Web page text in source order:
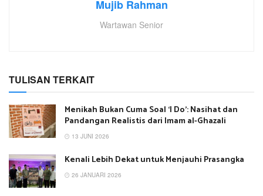
Mujib Rahman
Wartawan Senior
TULISAN TERKAIT
Menikah Bukan Cuma Soal ‘I Do’: Nasihat dan
Pandangan Realistis dari Imam al-Ghazali
13 JUNI 2026
Kenali Lebih Dekat untuk Menjauhi Prasangka
26 JANUARI 2026